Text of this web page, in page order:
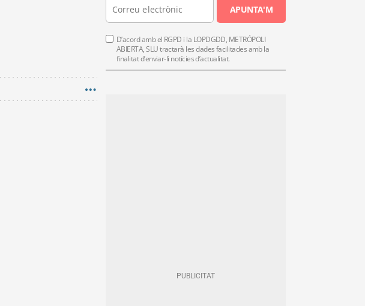
APUNTA'M
D’acord amb el RGPD i la LOPDGDD, METRÓPOLI
ABIERTA, SLU tractarà les dades facilitades amb la
finalitat d’enviar-li notícies d’actualitat.